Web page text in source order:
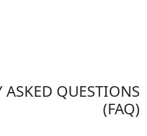
ASKED QUESTIONS
(FAQ)